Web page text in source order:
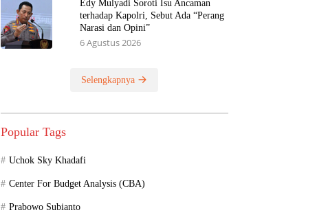
Edy Mulyadi Soroti Isu Ancaman
terhadap Kapolri, Sebut Ada “Perang
Narasi dan Opini”
6 Agustus 2026
Selengkapnya
Popular Tags
Uchok Sky Khadafi
Center For Budget Analysis (CBA)
Prabowo Subianto